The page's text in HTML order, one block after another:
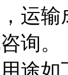
运输
询。
途如